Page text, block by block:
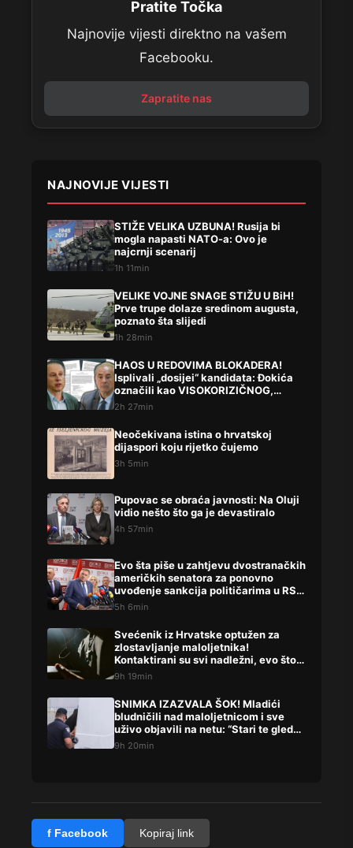
Pratite Točka
Najnovije vijesti direktno na vašem
Facebooku.
Zapratite nas
NAJNOVIJE VIJESTI
STIŽE VELIKA UZBUNA! Rusija bi
mogla napasti NATO-a: Ovo je
najcrnji scenarij
1h 11min
VELIKE VOJNE SNAGE STIŽU U BiH!
Prve trupe dolaze sredinom augusta,
poznato šta slijedi
1h 28min
HAOS U REDOVIMA BLOKADERA!
Isplivali „dosijei“ kandidata: Đokića
označili kao VISOKORIZIČNOG,
Lompara potpuno precrtali
2h 27min
Neočekivana istina o hrvatskoj
dijaspori koju rijetko čujemo
3h 5min
Pupovac se obraća javnosti: Na Oluji
vidio nešto što ga je devastiralo
4h 57min
Evo šta piše u zahtjevu dvostranačkih
američkih senatora za ponovno
uvođenje sankcija političarima u RS-
u
5h 6min
Svećenik iz Hrvatske optužen za
zlostavljanje maloljetnika!
Kontaktirani su svi nadležni, evo što
su rekli
9h 19min
SNIMKA IZAZVALA ŠOK! Mladići
bludničili nad maloljetnicom i sve
uživo objavili na netu: “Stari te gleda
u lajvu”
9h 20min
f Facebook Kopiraj link